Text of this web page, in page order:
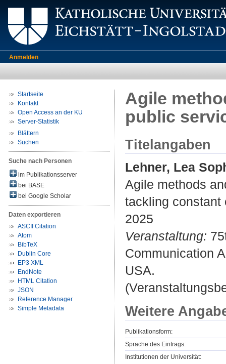
Anmelden
Startseite
Kontakt
Open Access an der KU
Server-Statistik
Blättern
Suchen
Suche nach Personen
im Publikationsserver
bei BASE
bei Google Scholar
Daten exportieren
ASCII Citation
Atom
BibTeX
Dublin Core
EP3 XML
EndNote
HTML Citation
JSON
Reference Manager
Simple Metadata
Agile
public
Titelangaben
Lehner, Lea
Agile methods
tackling constant
2025
Veranstaltung:
Communication
USA.
Weitere
Publikationsform:
Sprache des Eintrags:
Institutionen der Universität: